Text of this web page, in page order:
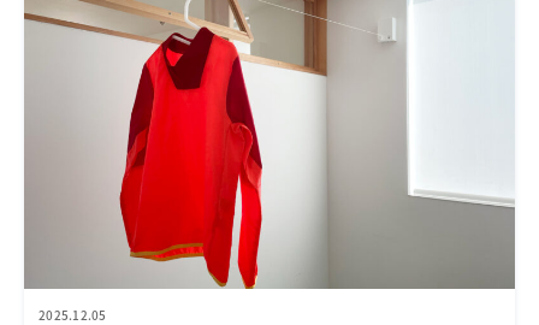
2025.12.05